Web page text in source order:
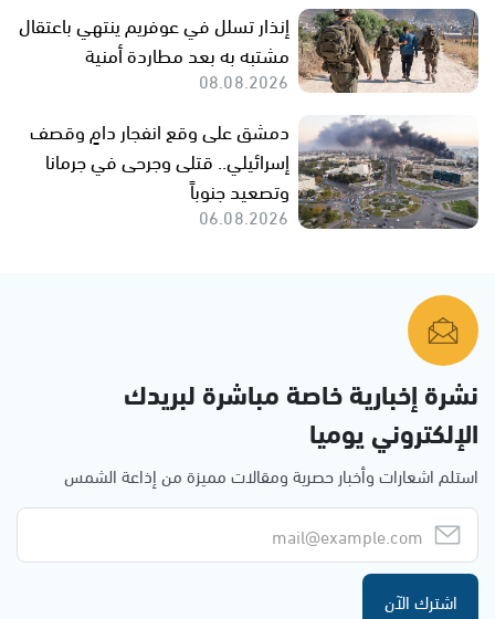
إنذار تسلل في عوفريم ينتهي باعتقال
مشتبه به بعد مطاردة أمنية
08.08.2026
دمشق على وقع انفجار دامٍ وقصف
إسرائيلي.. قتلى وجرحى في جرمانا
وتصعيد جنوباً
06.08.2026
نشرة إخبارية خاصة مباشرة لبريدك
الإلكتروني يوميا
استلم اشعارات وأخبار حصرية ومقالات مميزة من إذاعة الشمس
اشترك الآن